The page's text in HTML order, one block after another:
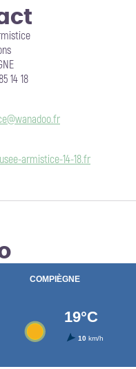
14 18
armistice-14-18.fr